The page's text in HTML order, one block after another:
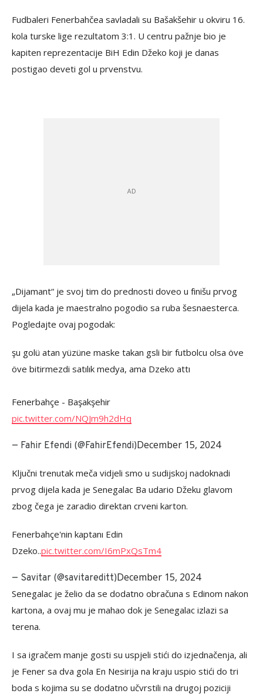
Fudbaleri Fenerbahčea savladali su Bašakšehir u okviru 16.
kola turske lige rezultatom 3:1. U centru pažnje bio je
kapiten reprezentacije BiH Edin Džeko koji je danas
postigao deveti gol u prvenstvu.
„Dijamant“ je svoj tim do prednosti doveo u finišu prvog
dijela kada je maestralno pogodio sa ruba šesnaesterca.
Pogledajte ovaj pogodak:
şu golü atan yüzüne maske takan gsli bir futbolcu olsa öve
öve bitirmezdi satılık medya, ama Dzeko attı
Fenerbahçe - Başakşehir
pic.twitter.com/NQJm9h2dHq
— Fahir Efendi (@FahirEfendi)December 15, 2024
Ključni trenutak meča vidjeli smo u sudijskoj nadoknadi
prvog dijela kada je Senegalac Ba udario Džeku glavom
zbog čega je zaradio direktan crveni karton.
Fenerbahçe'nin kaptanı Edin
Dzeko..pic.twitter.com/I6mPxQsTm4
— Savitar (@savitareditt)December 15, 2024
Senegalac je želio da se dodatno obračuna s Edinom nakon
kartona, a ovaj mu je mahao dok je Senegalac izlazi sa
terena.
I sa igračem manje gosti su uspjeli stići do izjednačenja, ali
je Fener sa dva gola En Nesirija na kraju uspio stići do tri
boda s kojima su se dodatno učvrstili na drugoj poziciji